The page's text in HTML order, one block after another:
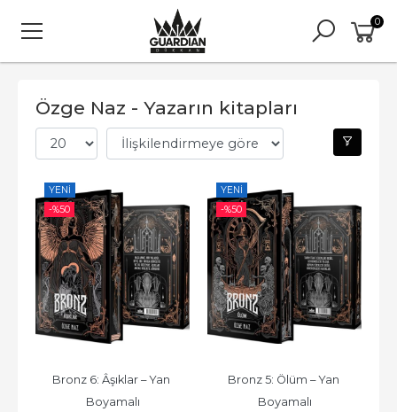
0
Özge Naz - Yazarın kitapları
YENI
-%50
Bronz 6: Âşıklar – Yan
Boyamalı
YENI
-%50
Bronz 5: Ölüm – Yan
Boyamalı